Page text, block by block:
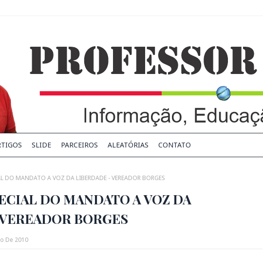
SLIDE PARCEIROS ALEATÓRIAS CONTATO
DO MANDATO A VOZ DA LIBERDADE - VEREADOR BORGES
DO MANDATO A VOZ DA
BORGES
De 2010